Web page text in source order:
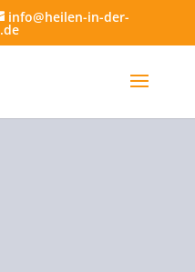
info@heilen-in-der-